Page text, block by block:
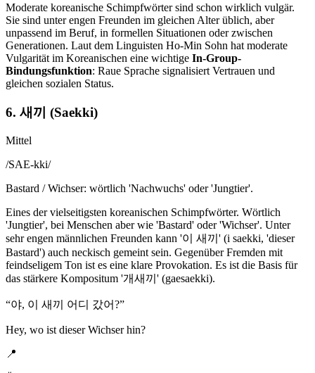
Moderate koreanische Schimpfwörter sind schon wirklich vulgär.
Sie sind unter engen Freunden im gleichen Alter üblich, aber
unpassend im Beruf, in formellen Situationen oder zwischen
Generationen. Laut dem Linguisten Ho-Min Sohn hat moderate
Vulgarität im Koreanischen eine wichtige In-Group-
Bindungsfunktion: Raue Sprache signalisiert Vertrauen und
gleichen sozialen Status.
6. 새끼 (Saekki)
Mittel
/SAE-kki/
Bastard / Wichser: wörtlich 'Nachwuchs' oder 'Jungtier'.
Eines der vielseitigsten koreanischen Schimpfwörter. Wörtlich
'Jungtier', bei Menschen aber wie 'Bastard' oder 'Wichser'. Unter
sehr engen männlichen Freunden kann '이 새끼' (i saekki, 'dieser
Bastard') auch neckisch gemeint sein. Gegenüber Fremden mit
feindseligem Ton ist es eine klare Provokation. Es ist die Basis für
das stärkere Kompositum '개새끼' (gaesaekki).
“야, 이 새끼 어디 갔어?”
Hey, wo ist dieser Wichser hin?
📍